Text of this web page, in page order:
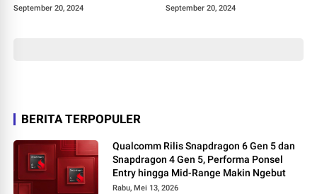
Indonesia Melambat
September 20, 2024
Wishlist!
September 20, 2024
BERITA TERPOPULER
Qualcomm Rilis Snapdragon 6 Gen 5 dan
Snapdragon 4 Gen 5, Performa Ponsel
Entry hingga Mid-Range Makin Ngebut
Rabu, Mei 13, 2026